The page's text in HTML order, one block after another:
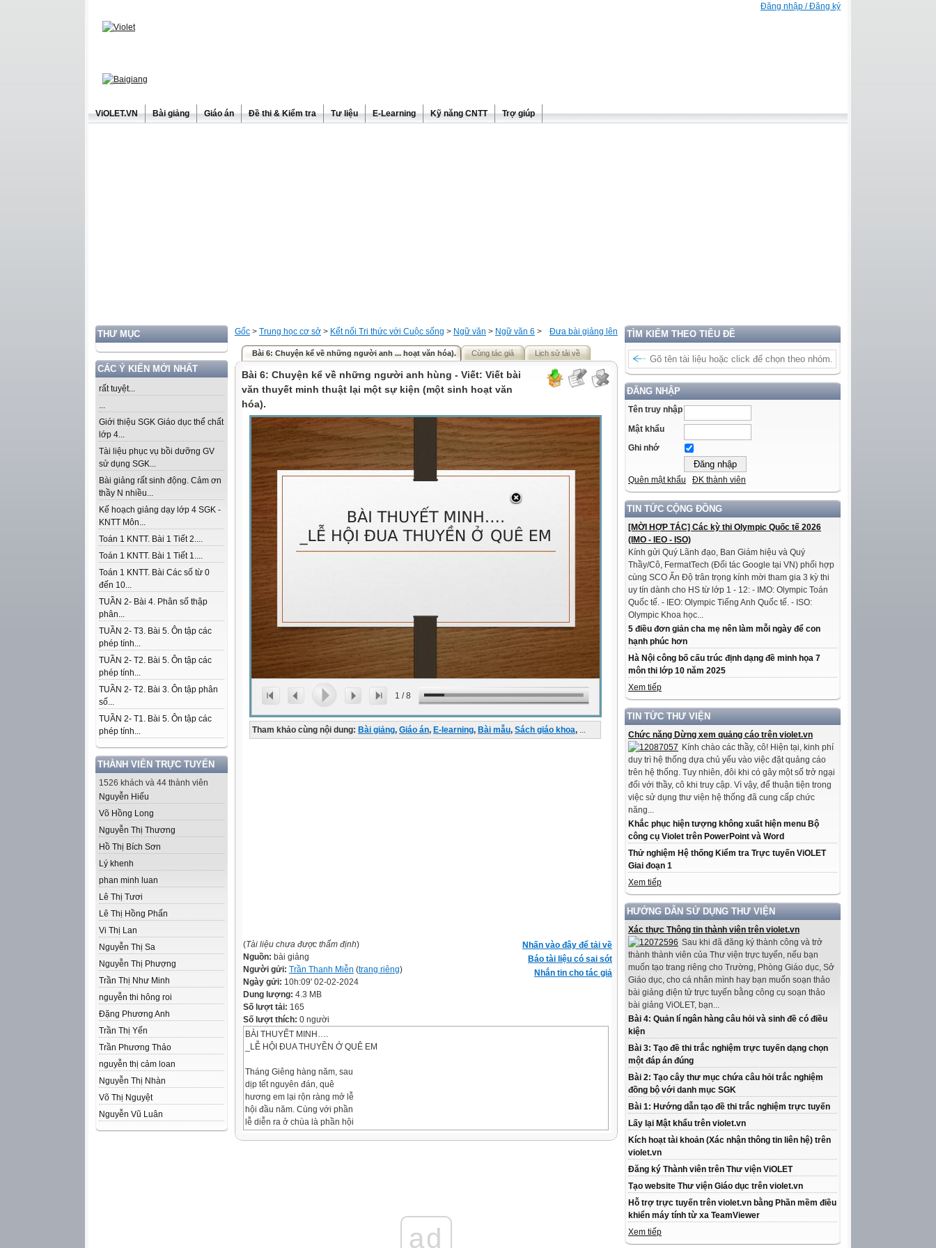
Đăng nhập / Đăng ký
ViOLET.VN Bài giảng Giáo án Đề thi & Kiểm tra Tư liệu E-Learning Kỹ năng CNTT Trợ giúp
THƯ MỤC
CÁC Ý KIẾN MỚI NHẤT
rất tuyệt...
...
Giới thiệu SGK Giáo dục thể chất
lớp 4...
Tài liệu phục vụ bồi dưỡng GV
sử dụng SGK...
Bài giảng rất sinh động. Cảm ơn
thầy N nhiều...
Kế hoạch giảng dạy lớp 4 SGK -
KNTT Môn...
Toán 1 KNTT. Bài 1 Tiết 2....
Toán 1 KNTT. Bài 1 Tiết 1....
Toán 1 KNTT. Bài Các số từ 0
đến 10...
TUẦN 2- Bài 4. Phân số thập
phân...
TUẦN 2- T3. Bài 5. Ôn tập các
phép tính...
TUẦN 2- T2. Bài 5. Ôn tập các
phép tính...
TUẦN 2- T2. Bài 3. Ôn tập phân
số...
TUẦN 2- T1. Bài 5. Ôn tập các
phép tính...
THÀNH VIÊN TRỰC TUYẾN
1526 khách và 44 thành viên
Nguyễn Hiếu
Võ Hồng Long
Nguyễn Thị Thương
Hồ Thị Bích Sơn
Lý khenh
phan minh luan
Lê Thị Tươi
Lê Thị Hồng Phấn
Vi Thị Lan
Nguyễn Thị Sa
Nguyễn Thị Phượng
Trần Thị Như Minh
nguyễn thi hông roi
Đặng Phương Anh
Trần Thị Yến
Trần Phương Thảo
nguyễn thị cảm loan
Nguyễn Thị Nhàn
Võ Thị Nguyệt
Nguyễn Vũ Luân
TÌM KIẾM THEO TIÊU ĐỀ
ĐĂNG NHẬP
Tên truy nhập
Mật khẩu
Ghi nhớ
Quên mật khẩu ĐK thành viên
TIN TỨC CỘNG ĐỒNG
[MỜI HỢP TÁC] Các kỳ thi Olympic Quốc tế 2026
(IMO - IEO - ISO)
Kính gửi Quý Lãnh đạo, Ban Giám hiệu và Quý
Thầy/Cô, FermatTech (Đối tác Google tại VN) phối hợp
cùng SCO Ấn Độ trân trọng kính mời tham gia 3 kỳ thi
uy tín dành cho HS từ lớp 1 - 12: - IMO: Olympic Toán
Quốc tế. - IEO: Olympic Tiếng Anh Quốc tế. - ISO:
Olympic Khoa học...
5 điều đơn giản cha mẹ nên làm mỗi ngày để con
hạnh phúc hơn
Hà Nội công bố cấu trúc định dạng đề minh họa 7
môn thi lớp 10 năm 2025
Xem tiếp
TIN TỨC THƯ VIỆN
Chức năng Dừng xem quảng cáo trên violet.vn
Kính chào các thầy, cô! Hiện tại, kinh phí
duy trì hệ thống dựa chủ yếu vào việc đặt quảng cáo
trên hệ thống. Tuy nhiên, đôi khi có gây một số trở ngại
đối với thầy, cô khi truy cập. Vì vậy, để thuận tiện trong
việc sử dụng thư viện hệ thống đã cung cấp chức
năng...
Khắc phục hiện tượng không xuất hiện menu Bộ
công cụ Violet trên PowerPoint và Word
Thử nghiệm Hệ thống Kiểm tra Trực tuyến ViOLET
Giai đoạn 1
Xem tiếp
HƯỚNG DẪN SỬ DỤNG THƯ VIỆN
Xác thực Thông tin thành viên trên violet.vn
Sau khi đã đăng ký thành công và trở
thành thành viên của Thư viện trực tuyến, nếu bạn
muốn tạo trang riêng cho Trường, Phòng Giáo dục, Sở
Giáo dục, cho cá nhân mình hay bạn muốn soạn thảo
bài giảng điện tử trực tuyến bằng công cụ soạn thảo
bài giảng ViOLET, bạn...
Bài 4: Quản lí ngân hàng câu hỏi và sinh đề có điều
kiện
Bài 3: Tạo đề thi trắc nghiệm trực tuyến dạng chọn
một đáp án đúng
Bài 2: Tạo cây thư mục chứa câu hỏi trắc nghiệm
đồng bộ với danh mục SGK
Bài 1: Hướng dẫn tạo đề thi trắc nghiệm trực tuyến
Lấy lại Mật khẩu trên violet.vn
Kích hoạt tài khoản (Xác nhận thông tin liên hệ) trên
violet.vn
Đăng ký Thành viên trên Thư viện ViOLET
Tạo website Thư viện Giáo dục trên violet.vn
Hỗ trợ trực tuyến trên violet.vn bằng Phần mềm điều
khiển máy tính từ xa TeamViewer
Xem tiếp
Đưa bài giảng lên
Gốc > Trung học cơ sở > Kết nối Tri thức với Cuộc sống > Ngữ văn > Ngữ văn 6 >
Bài 6: Chuyện kể về những người anh ... hoạt văn hóa). Cùng tác giả Lịch sử tải về
Bài 6: Chuyện kể về những người anh hùng - Viết: Viết bài
văn thuyết minh thuật lại một sự kiện (một sinh hoạt văn
hóa).
1 /8
Tham khảo cùng nội dung: Bài giảng, Giáo án, E-learning, Bài mẫu, Sách giáo khoa, ...
Nhấn vào đây để tải về
Báo tài liệu có sai sót
Nhắn tin cho tác giả
(Tài liệu chưa được thẩm định)
Nguồn: bài giảng
Người gửi: Trần Thanh Miễn (trang riêng)
Ngày gửi: 10h:09' 02-02-2024
Dung lượng: 4.3 MB
Số lượt tải: 165
Số lượt thích: 0 người
BÀI THUYẾT MINH….
_LỄ HỘI ĐUA THUYỀN Ở QUÊ EM
Tháng Giêng hàng năm, sau
dịp tết nguyên đán, quê
hương em lại rộn ràng mở lễ
hội đầu năm. Cùng với phần
lễ diễn ra ở chùa là phần hội
Hội được chuẩn bị từ vài tuần trước. Ban tổ chức đã đến khảo
sát con sông sẽ diễn ra hội. Trên sông, năm chiếc thuyền
ad